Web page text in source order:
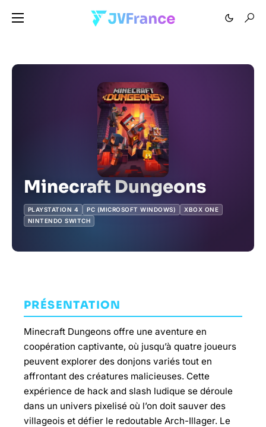
Minecraft Dungeons
PLAYSTATION 4 PC (MICROSOFT WINDOWS)
XBOX ONE
NINTENDO SWITCH
PRÉSENTATION
Minecraft Dungeons offre une aventure en
coopération captivante, où jusqu’à quatre joueurs
peuvent explorer des donjons variés tout en
affrontant des créatures malicieuses. Cette
expérience de hack and slash ludique se déroule
dans un univers pixelisé où l’on doit sauver des
villageois et défier le redoutable Arch-Illager. Le